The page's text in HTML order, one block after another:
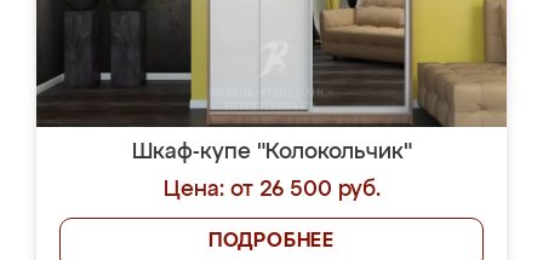
Шкаф-купе "Колокольчик"
Цена: от 26 500 руб.
ПОДРОБНЕЕ